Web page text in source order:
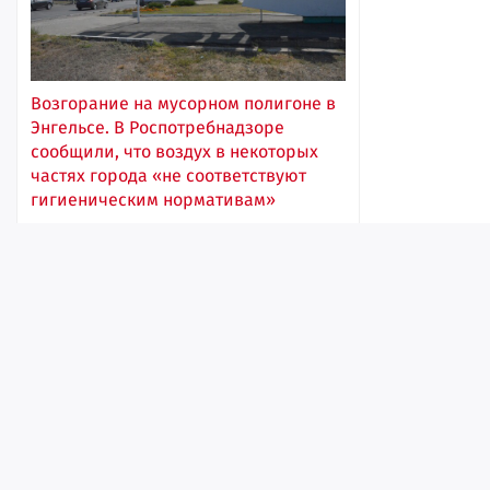
Возгорание на мусорном полигоне в
Энгельсе. В Роспотребнадзоре
сообщили, что воздух в некоторых
частях города «не соответствуют
гигиеническим нормативам»